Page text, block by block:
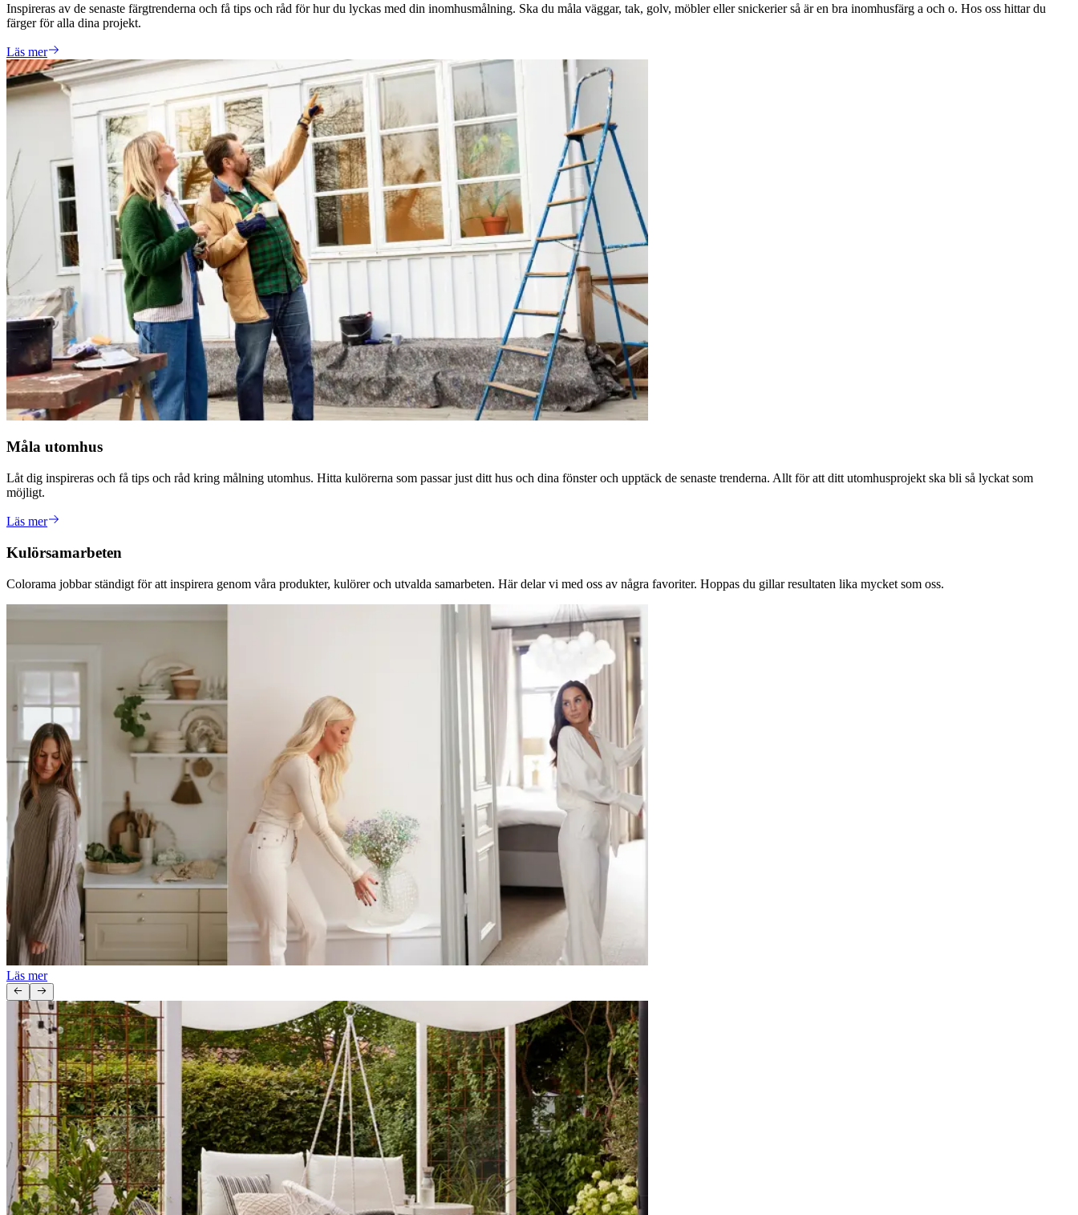
Inspireras av de senaste färgtrenderna och få tips och råd för hur du lyckas med din inomhusmålning. Ska du måla väggar, tak, golv, möbler eller snickerier så är en bra inomhusfärg a och o. Hos oss hittar du
färger för alla dina projekt.
Läs mer
Måla utomhus
Låt dig inspireras och få tips och råd kring målning utomhus. Hitta kulörerna som passar just ditt hus och dina fönster och upptäck de senaste trenderna. Allt för att ditt utomhusprojekt ska bli så lyckat som
möjligt.
Läs mer
Kulörsamarbeten
Colorama jobbar ständigt för att inspirera genom våra produkter, kulörer och utvalda samarbeten. Här delar vi med oss av några favoriter. Hoppas du gillar resultaten lika mycket som oss.
Läs mer